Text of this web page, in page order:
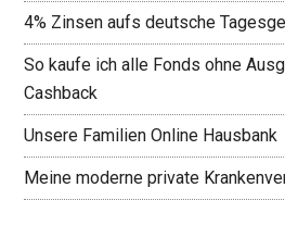
4% Zinsen aufs deutsche
So kaufe ich alle Fonds ohne
Cashback
Unsere Familien Online Hausbank
Meine moderne private